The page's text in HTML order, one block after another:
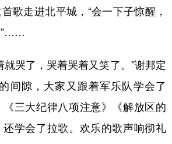
歌走进北平城，“会一下子惊醒，
”……
哭了，哭着哭着又笑了。”谢邦定
间隙，大家又跟着军乐队学会了
《三大纪律八项注意》《解放区的
还学会了拉歌。欢乐的歌声响彻礼